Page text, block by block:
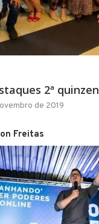
2ª
de 2019
Freitas